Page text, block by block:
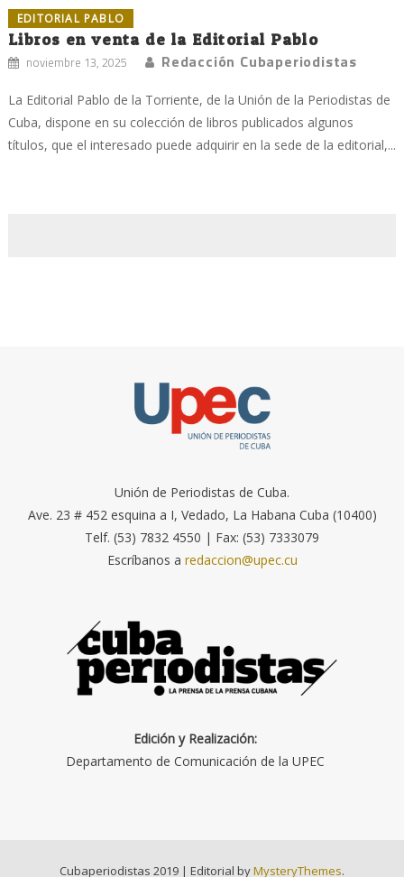
EDITORIAL PABLO
Libros en venta de la Editorial Pablo
noviembre 13, 2025 Redacción Cubaperiodistas
La Editorial Pablo de la Torriente, de la Unión de la Periodistas de
Cuba, dispone en su colección de libros publicados algunos
títulos, que el interesado puede adquirir en la sede de la editorial,...
Unión de Periodistas de Cuba.
Ave. 23 # 452 esquina a I, Vedado, La Habana Cuba (10400)
Telf. (53) 7832 4550 | Fax: (53) 7333079
Escríbanos a redaccion@upec.cu
Edición y Realización:
Departamento de Comunicación de la UPEC
Cubaperiodistas 2019 | Editorial byMysteryThemes.